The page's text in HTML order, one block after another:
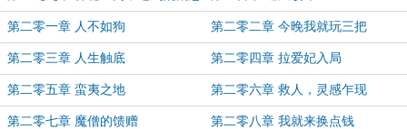
第二零一章 人不如狗 第二零二章 今晚我就玩三把
第二零三章 人生触底 第二零四章 拉爱妃入局
第二零五章 蛮夷之地 第二零六章 救人，灵感乍现
第二零七章 魔僧的馈赠 第二零八章 我就来换点钱